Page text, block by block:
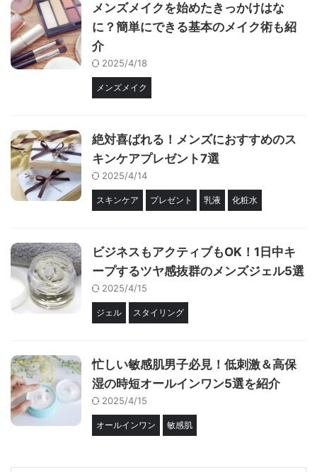
メンズメイクを始めたきっかけはな
に？簡単にできる基本のメイク術も紹
介
2025/4/18
メンズメイク
絶対喜ばれる！メンズにおすすめのス
キンケアプレゼント7選
2025/4/14
スキンケア プレゼント 乳液 化粧水
ビジネスもアクティブもOK！1日中キ
ープするツヤ感抜群のメンズジェル5選
2025/4/15
ジェル スタイリング
忙しい敏感肌男子必見！低刺激＆高保
湿の時短オールインワン5選を紹介
2025/4/15
オールインワン 敏感肌